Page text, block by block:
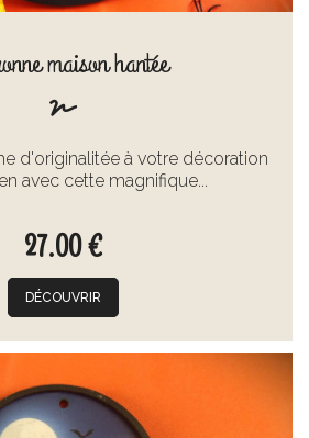
maison hantée
d'originalitée à votre décoration
avec cette magnifique...
27.00 €
DÉCOUVRIR